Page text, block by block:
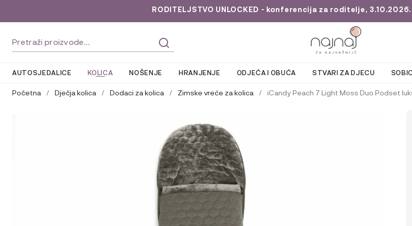
RODITELJSTVO UNLOCKED - konferencija za roditelje,
AUTOSJEDALICE KOLICA NOŠENJE HRANJENJE ODJEĆA I OBUĆA STVARI ZA DJECU
na
do
Početna / Dječja kolica / Dodaci za kolica / Zimske vreće za kolica / iCandy Peach 7 Light Moss Duo Podset